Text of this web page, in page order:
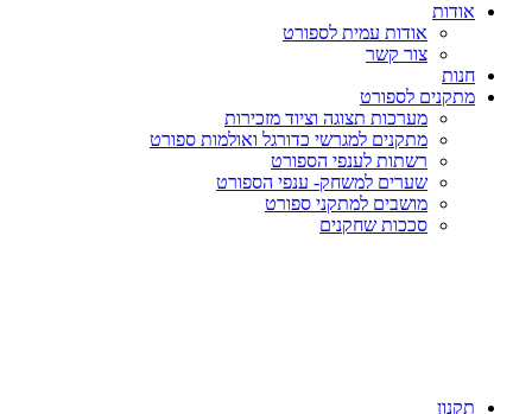
אודות
אודות עמית לספורט
צור קשר
חנות
מתקנים לספורט
מערכות תצוגה וציוד מזכירות
מתקנים למגרשי כדורגל ואולמות ספורט
רשתות לענפי הספורט
שערים למשחק- ענפי הספורט
מושבים למתקני ספורט
סככות שחקנים
תקנון